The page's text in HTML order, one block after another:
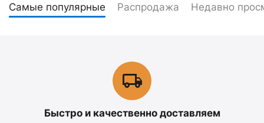
Самые популярные Распродажа Недавно
Быстро и качественно доставляем